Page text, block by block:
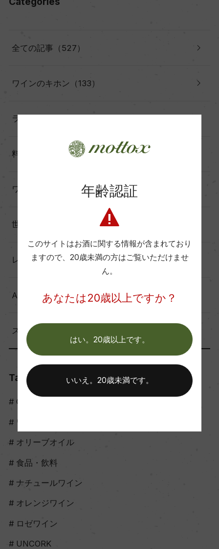
全ての記事（527）
ワインのキホン（133）
ランキング（17）
料理に合わせる（60）
ワインと暮らす（60）
世界の造り手から（25）
レポート（137）
Another Story（39）
スタッフのつぶやき（56）
Tags
Craft Sake
ワイン
オリーブオイル
食品・飲料
ナチュールワイン
オレンジワイン
ロゼワイン
UNCORK
年齢認証
このサイトはお酒に関する情報が含まれており
ますので、 20歳未満の方はご覧いただけませ
ん。
あなたは20歳以上ですか？
はい。20歳以上です。
いいえ。20歳未満です。